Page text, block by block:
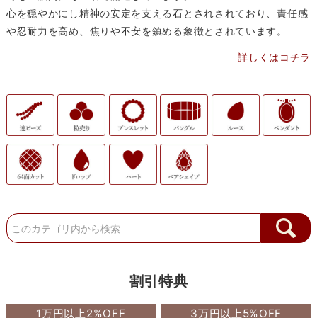
心を穏やかにし精神の安定を支える石とされされており、責任感
や忍耐力を高め、焦りや不安を鎮める象徴とされています。
詳しくはコチラ
割引特典
1万円以上2%OFF
3万円以上5%OFF